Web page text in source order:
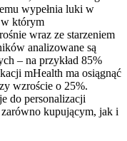
wypełnia luki w
którym
wraz ze starzeniem
analizowane są
– na przykład 85%
mHealth ma osiągnąć
wzroście o 25%.
do personalizacji
kupującym, jak i